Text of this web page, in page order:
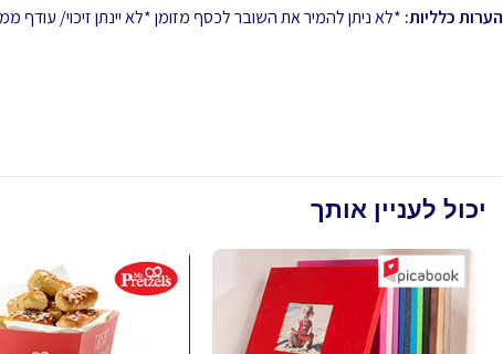
הערות כלליות: *לא ניתן להמיר את השובר לכסף מזומן *לא יינתן זיכוי/
יכול לעניין אותך